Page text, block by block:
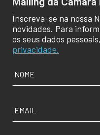
Inscreva-se na nossa
novidades. Para
os seus dados
privacidade.